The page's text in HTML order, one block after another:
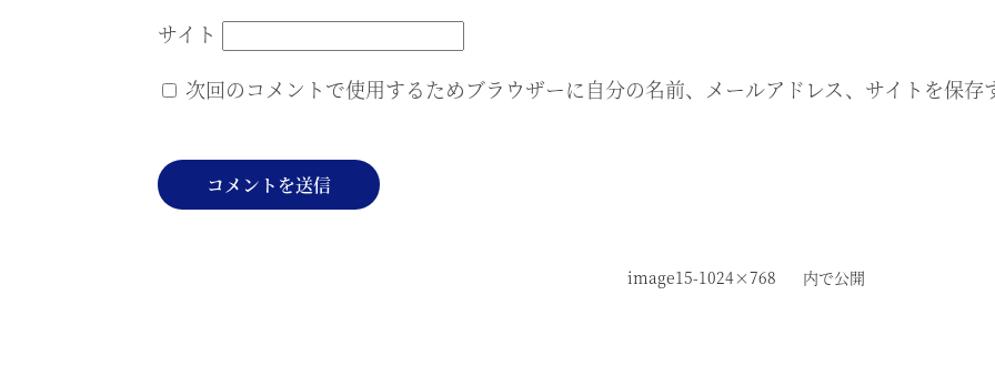
サイト
次回のコメントで使用するためブラウザーに自分の名前、メールアドレス、サイトを保存
image15-1024×768 内で公開